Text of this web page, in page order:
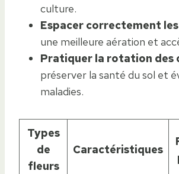
culture.
Espacer correctement
une meilleure aération et
Pratiquer la rotation des
préserver la santé du sol et
maladies.
Types
de
fleurs
Caractéristiques